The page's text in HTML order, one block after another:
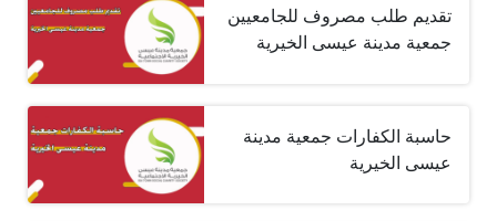
تقديم طلب مصروف للجامعيين
جمعية مدينة عيسى الخيرية
حاسبة الكفارات جمعية مدينة
عيسى الخيرية